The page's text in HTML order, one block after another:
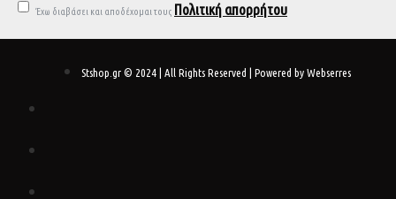
Έχω διαβάσει και αποδέχομαι τους Πολιτική απορρήτου
Stshop.gr © 2024 | All Rights Reserved | Powered by Webserres